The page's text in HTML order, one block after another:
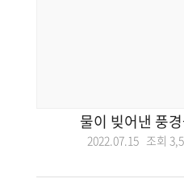
물이 빚어낸 풍
2022.07.15 조회